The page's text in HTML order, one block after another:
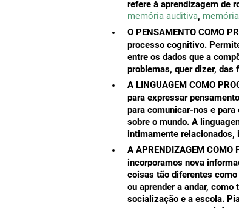
refere à aprendizagem de
memória auditiva
O PENSAMENTO COMO
processo cognitivo.
entre os dados que a
problemas, quer dizer, das
A LINGUAGEM COMO
para expressar
para comunicar-nos e
sobre o mundo. A
intimamente relacionados,
A APRENDIZAGEM COMO
incorporamos nova
coisas tão diferentes
ou aprender a andar,
socialização e a escola.